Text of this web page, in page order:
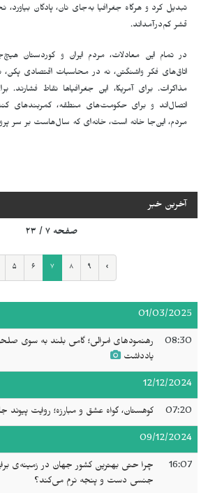
تبدیل کرد و هرگاه جغرافیا به‌جای نان، پادگان
قشر کم‌درآمداند.
در تمام این معادلات، مردم ایران و کوردستان
اتاق‌های فکر واشنگتن، نه در محاسبات اقتصادی
مذاکرات. برای آمریکا، این جغرافیاها نقاط
اتصال‌اند و برای حکومت‌های منطقه، کمربندهای
مردم، این‌جا خانه است، خانه‌ای که سال‌هاست بر سر
آخرین خبر
صفحه ۷ / ۲۳
۵ ۶ ۷ ۸ ۹ ›
01/03/2025
08:30
رهنمودهای امرالی؛ گامی بلند به سوی
یادداشت
12/12/2024
07:20 کوهستان، گواه عشق و مبارزه؛ روایت پیوند
09/12/2024
16:07
چرا حتی بهترین کشور جهان در زمینه‌ی
جنسی دست و پنجه نرم می‌کند؟